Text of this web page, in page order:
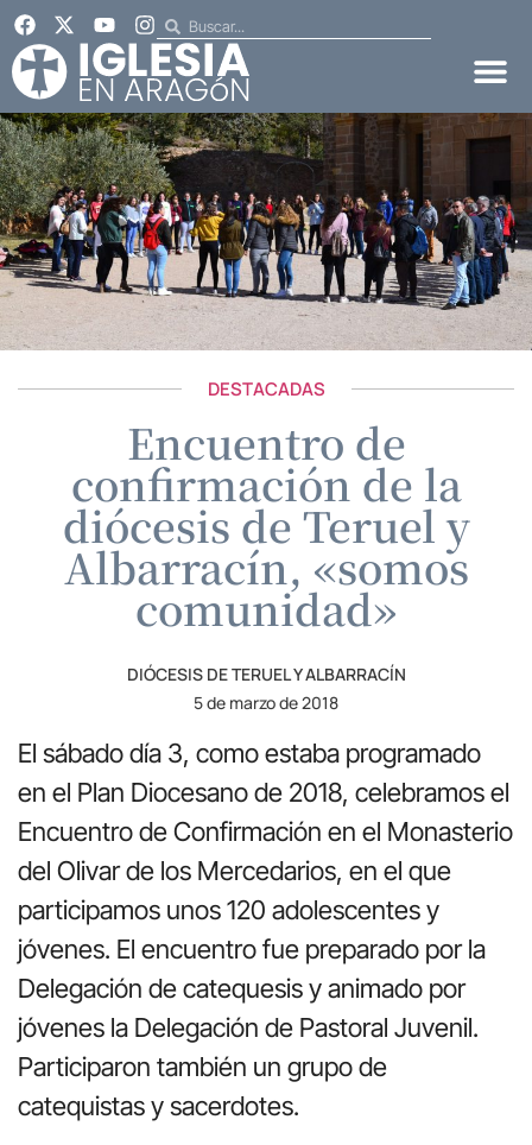
DESTACADAS
Encuentro de
confirmación de la
diócesis de Teruel y
Albarracín, «somos
comunidad»
DIÓCESIS DE TERUEL Y ALBARRACÍN
5 de marzo de 2018
El sábado día 3, como estaba programado
en el Plan Diocesano de 2018, celebramos el
Encuentro de Confirmación en el Monasterio
del Olivar de los Mercedarios, en el que
participamos unos 120 adolescentes y
jóvenes. El encuentro fue preparado por la
Delegación de catequesis y animado por
jóvenes la Delegación de Pastoral Juvenil.
Participaron también un grupo de
catequistas y sacerdotes.